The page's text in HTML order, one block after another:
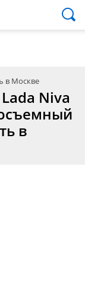
в Москве
Niva
в